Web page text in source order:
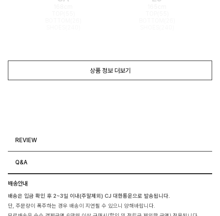
상품 정보 더보기
REVIEW
Q&A
배송안내
배송은 입금 확인 후 2~3일 이내(주말제외) CJ 대한통운으로 발송됩니다.
단, 주문량이 폭주하는 경우 배송이 지연될 수 있으니 양해바랍니다.